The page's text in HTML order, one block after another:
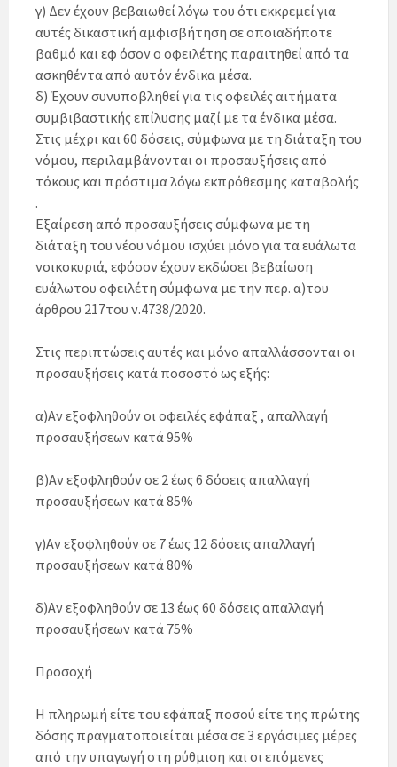
γ) Δεν έχουν βεβαιωθεί λόγω του ότι εκκρεμεί για
αυτές δικαστική αμφισβήτηση σε οποιαδήποτε
βαθμό και εφ όσον ο οφειλέτης παραιτηθεί από τα
ασκηθέντα από αυτόν ένδικα μέσα.
δ) Έχουν συνυποβληθεί για τις οφειλές αιτήματα
συμβιβαστικής επίλυσης μαζί με τα ένδικα μέσα.
Στις μέχρι και 60 δόσεις, σύμφωνα με τη διάταξη του
νόμου, περιλαμβάνονται οι προσαυξήσεις από
τόκους και πρόστιμα λόγω εκπρόθεσμης καταβολής
.
Εξαίρεση από προσαυξήσεις σύμφωνα με τη
διάταξη του νέου νόμου ισχύει μόνο για τα ευάλωτα
νοικοκυριά, εφόσον έχουν εκδώσει βεβαίωση
ευάλωτου οφειλέτη σύμφωνα με την περ. α)του
άρθρου 217του ν.4738/2020.
Στις περιπτώσεις αυτές και μόνο απαλλάσσονται οι
προσαυξήσεις κατά ποσοστό ως εξής:
α)Αν εξοφληθούν οι οφειλές εφάπαξ , απαλλαγή
προσαυξήσεων κατά 95%
β)Αν εξοφληθούν σε 2 έως 6 δόσεις απαλλαγή
προσαυξήσεων κατά 85%
γ)Αν εξοφληθούν σε 7 έως 12 δόσεις απαλλαγή
προσαυξήσεων κατά 80%
δ)Αν εξοφληθούν σε 13 έως 60 δόσεις απαλλαγή
προσαυξήσεων κατά 75%
Προσοχή
Η πληρωμή είτε του εφάπαξ ποσού είτε της πρώτης
δόσης πραγματοποιείται μέσα σε 3 εργάσιμες μέρες
από την υπαγωγή στη ρύθμιση και οι επόμενες